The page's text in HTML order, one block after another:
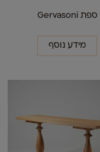
ספת Gervasoni
מידע נוסף